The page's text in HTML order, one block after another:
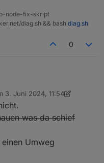
node-fix-skript
diag.sh && bash diag.sh
0
Mal in den Spam-Ordner
3. Juni 2024, 11:54
von carsten046. März
was da schief
Umweg